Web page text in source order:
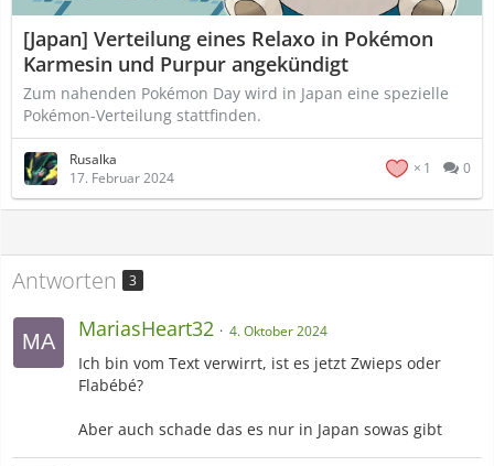
[Japan] Verteilung eines Relaxo in Pokémon
Karmesin und Purpur angekündigt
Zum nahenden Pokémon Day wird in Japan eine spezielle
Pokémon-Verteilung stattfinden.
Rusalka
17. Februar 2024
1 0
Antworten 3
MariasHeart32 4. Oktober 2024
Ich bin vom Text verwirrt, ist es jetzt Zwieps oder
Flabébé?
Aber auch schade das es nur in Japan sowas gibt